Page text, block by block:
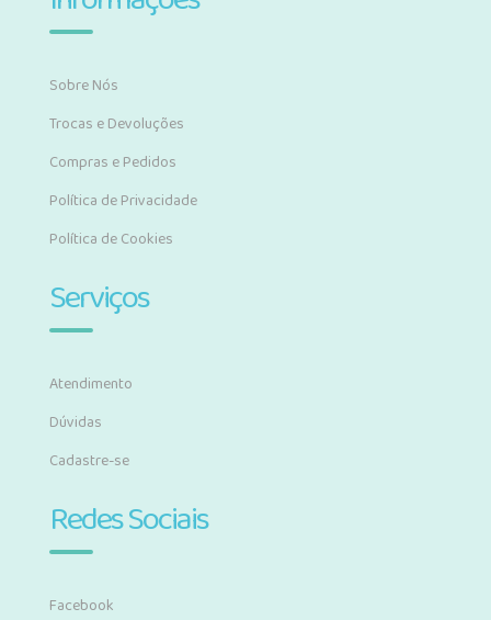
Sobre Nós
Trocas e Devoluções
Compras e Pedidos
Política de Privacidade
Política de Cookies
Serviços
Atendimento
Dúvidas
Cadastre-se
Redes Sociais
Facebook